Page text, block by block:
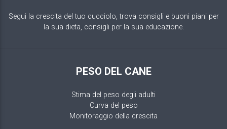
Segui la crescita del tuo cucciolo, trova consigli e buoni piani per
la sua dieta, consigli per la sua educazione.
PESO DEL CANE
Stima del peso degli adulti
Curva del peso
Monitoraggio della crescita